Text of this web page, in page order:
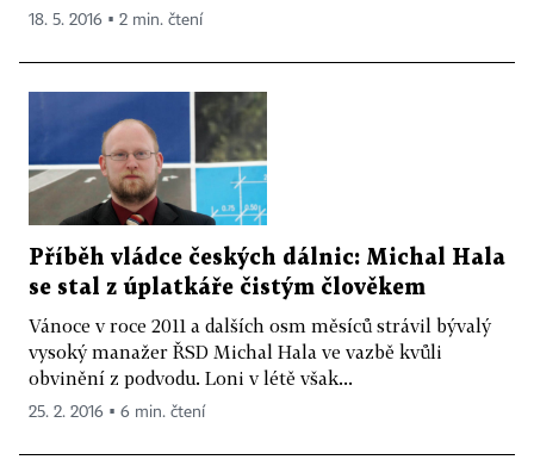
18. 5. 2016 ▪ 2 min. čtení
Příběh vládce českých dálnic: Michal Hala
se stal z úplatkáře čistým člověkem
Vánoce v roce 2011 a dalších osm měsíců strávil bývalý
vysoký manažer ŘSD Michal Hala ve vazbě kvůli
obvinění z podvodu. Loni v létě však...
25. 2. 2016 ▪ 6 min. čtení